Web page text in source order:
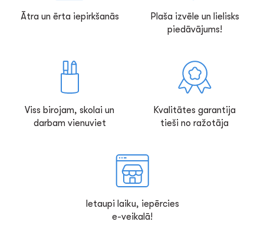
Ātra un ērta iepirkšanās
Plaša izvēle un lielisks
piedāvājums!
Viss birojam, skolai un
darbam vienuviet
Kvalitātes garantija
tieši no ražotāja
Ietaupi laiku, iepērcies
e-veikalā!